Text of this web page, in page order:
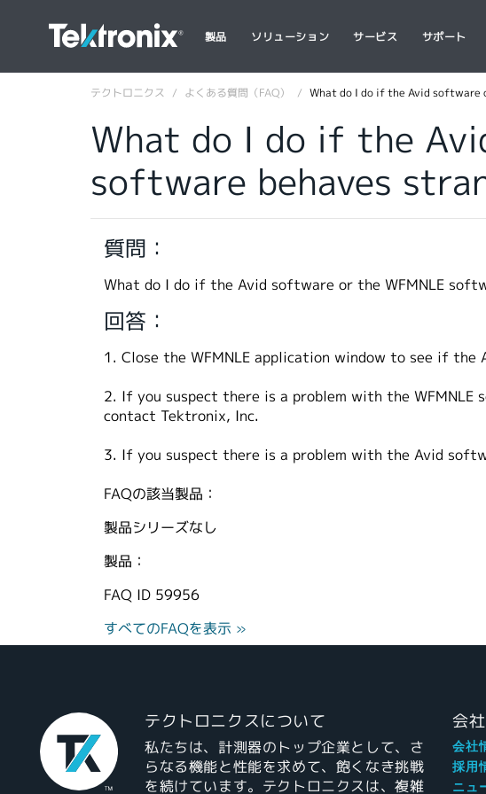
製品 ソリューション サービス サポート
テクトロニクス よくある質問（FAQ） What do I do if the Avid software
What do I do if the
software behaves
質問：
What do I do if the Avid software or the WFMNLE
回答：
1. Close the WFMNLE application window to see if
2. If you suspect there is a problem with the
contact Tektronix, Inc.
3. If you suspect there is a problem with the Avid
FAQの該当製品：
製品シリーズなし
製品：
FAQ ID 59956
すべてのFAQを表示 »
テクトロニクスについて
私たちは、計測器のトップ企業として、さ
らなる機能と性能を求めて、飽くなき挑戦
を続けています。テクトロニクスは、複雑
会社
会社
採用
ニュ